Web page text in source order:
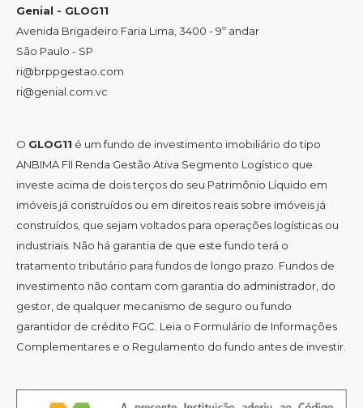
Genial - GLOG11
Avenida Brigadeiro Faria Lima, 3400 - 9º andar
São Paulo - SP
ri@brppgestao.com
ri@genial.com.vc
O GLOG11 é um fundo de investimento imobiliário do tipo
ANBIMA FII Renda Gestão Ativa Segmento Logístico que
investe acima de dois terços do seu Patrimônio Líquido em
imóveis já construídos ou em direitos reais sobre imóveis já
construídos, que sejam voltados para operações logísticas ou
industriais. Não há garantia de que este fundo terá o
tratamento tributário para fundos de longo prazo. Fundos de
investimento não contam com garantia do administrador, do
gestor, de qualquer mecanismo de seguro ou fundo
garantidor de crédito FGC. Leia o Formulário de Informações
Complementares e o Regulamento do fundo antes de investir.